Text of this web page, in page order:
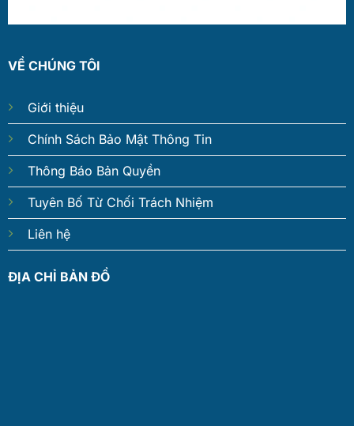
VỀ CHÚNG TÔI
Giới thiệu
Chính Sách Bảo Mật Thông Tin
Thông Báo Bản Quyền
Tuyên Bố Từ Chối Trách Nhiệm
Liên hệ
ĐỊA CHỈ BẢN ĐỒ